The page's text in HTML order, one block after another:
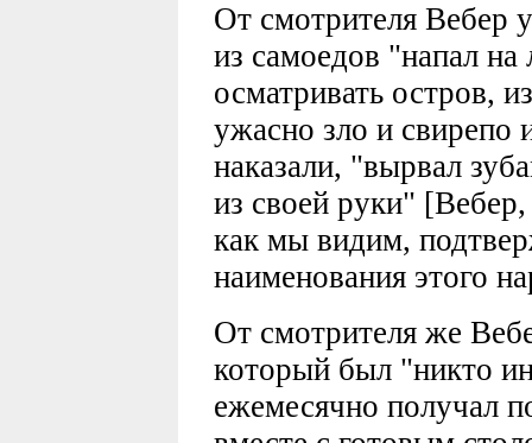
От смотрителя Вебер
из самоедов "напал
осматривать остров,
ужасно зло и свирепо
наказали, "вырвал
из своей руки"
как мы видим,
наименования этого
От смотрителя же
который был "никто
ежемесячно получал